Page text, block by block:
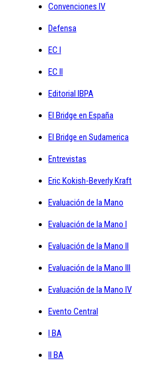
Convenciones IV
Defensa
EC I
EC II
Editorial IBPA
El Bridge en España
El Bridge en Sudamerica
Entrevistas
Eric Kokish-Beverly Kraft
Evaluación de la Mano
Evaluación de la Mano I
Evaluación de la Mano II
Evaluación de la Mano III
Evaluación de la Mano IV
Evento Central
I BA
II BA